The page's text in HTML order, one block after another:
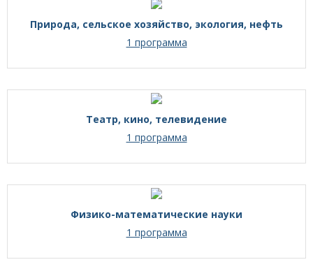
Природа, сельское хозяйство, экология, нефть
1 программа
Театр, кино, телевидение
1 программа
Физико-математические науки
1 программа